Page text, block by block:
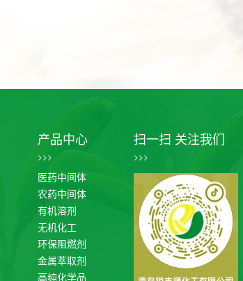
产品中心
>>>
医药中间体
农药中间体
有机溶剂
无机化工
环保阻燃剂
金属萃取剂
高纯化学品
扫一扫 关注我们
>>>